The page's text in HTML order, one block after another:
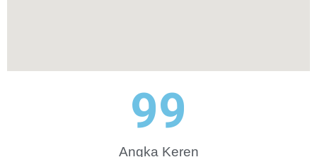
Angka Keren
100